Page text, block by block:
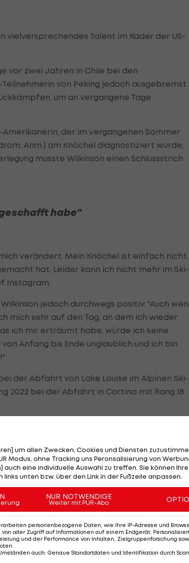
vielversprechendes Talent im Kader der US-
vor zwei Jahren in Chile bei den
von Peking jedoch ausgebremst
um an vergangene Tage
der im vergangenen Sommer
Anm.) am Knöchel diagnostiziert wurde,
musste Wilkinson einen Schlussstrich
habe"
verändert. Mein Knöchel ist einfach nicht
hat. Leider kann ich nicht mehr im Ski-
Instagram.
jedoch durchwegs positiv: "Auch
mich sehr auf den Tag, an dem ich wieder
ich mir erträumt habe, würde ich keine
Anfang bis Ende unglaublich und ich bin
der Abfahrt von Lake Louise im Alpinen Ski-
2022 bei der Abfahrt in Cortina mit Rang 18
um allen Zwecken, Cookies und Diensten
Modus, ohne Tracking uns Peronsalisierung von
auch eine individuelle Auswahl zu treffen. Sie können
unten bzw. über den Link in der Fußzeile anpassen.
NUR NOTWENDIGE
Weiter mit PUR-Abo
personenbezogene Daten, wie Ihre IP-Adresse und
von oder Zugriff auf Informationen auf einem Endgerät;
und der Performance von Inhalten, Zielgruppenforschung
.
auch: Genaue Standortdaten und Identifikation durch